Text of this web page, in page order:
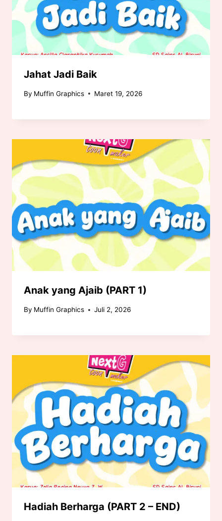
Jahat Jadi Baik
By Muffin Graphics Maret 19, 2026
Anak yang Ajaib (PART 1)
By Muffin Graphics Juli 2, 2026
Hadiah Berharga (PART 2 – END)